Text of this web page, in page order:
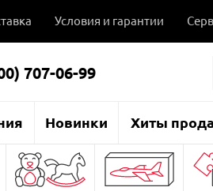
Условия и гарантии
707-06-99
Новинки Хиты